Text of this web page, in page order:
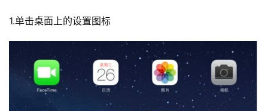
1.单击桌面上的设置图标